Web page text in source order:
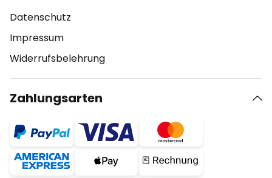
Datenschutz
Impressum
Widerrufsbelehrung
Zahlungsarten